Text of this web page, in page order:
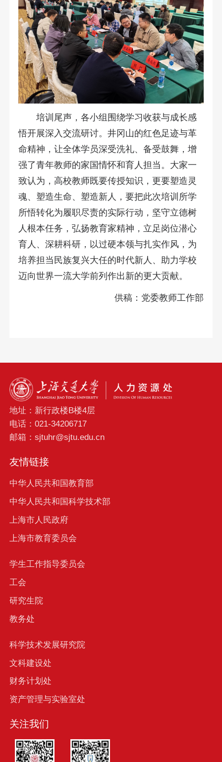
培训尾声，各小组围绕学习收获与成长感
悟开展深入交流研讨。井冈山的红色足迹与革
命精神，让全体学员深受洗礼、备受鼓舞，增
强了青年教师的家国情怀和育人担当。大家一
致认为，高校教师既要传授知识，更要塑造灵
魂、塑造生命、塑造新人，要把此次培训所学
所悟转化为履职尽责的实际行动，坚守立德树
人根本任务，弘扬教育家精神，立足岗位潜心
育人、深耕科研，以过硬本领与扎实作风，为
培养担当民族复兴大任的时代新人、助力学校
迈向世界一流大学前列作出新的更大贡献。
供稿：党委教师工作部
地址：新行政楼B楼4层
电话：021-34206717
邮箱：sjtuhr@sjtu.edu.cn
友情链接
中华人民共和国教育部
中华人民共和国科学技术部
上海市人民政府
上海市教育委员会
学生工作指导委员会
工会
研究生院
教务处
科学技术发展研究院
文科建设处
财务计划处
资产管理与实验室处
关注我们